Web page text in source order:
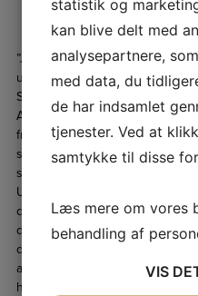
”JQT A/S var
undervisningslokaler til HUSC,
Studiecenter, i
Arbejdet indebar blandt andet
fra kælder op til 2. sal, så det
seks mindre lokaler sammen til
stykke arbejde.
Undervejs har jeg oplevet JQT
der har været omstillingsparate,
dygtige og konstruktive, når
dem ikke sige, at noget ikke
arbejdet sammen med JQT før,
har gjort et godt arbejde,
statistik og
kan blive delt med
analysepartnere,
med data, du
de har indsamlet
tjenester. Ved at
samtykke til disse
Læs mere om vores
behandling af
VIS